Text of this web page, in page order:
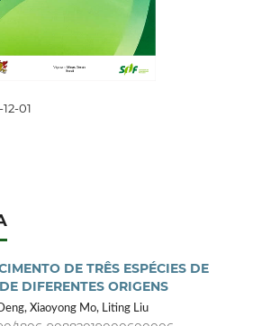
01
DE TRÊS ESPÉCIES DE
DIFERENTES ORIGENS
Xiaoyong Mo, Liting Liu